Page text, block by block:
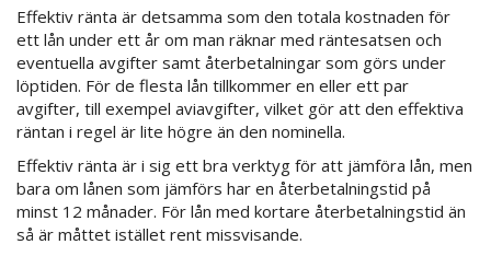
Effektiv ränta är detsamma som den totala kostnaden för
ett lån under ett år om man räknar med räntesatsen och
eventuella avgifter samt återbetalningar som görs under
löptiden. För de flesta lån tillkommer en eller ett par
avgifter, till exempel aviavgifter, vilket gör att den effektiva
räntan i regel är lite högre än den nominella.
Effektiv ränta är i sig ett bra verktyg för att jämföra lån, men
bara om lånen som jämförs har en återbetalningstid på
minst 12 månader. För lån med kortare återbetalningstid än
så är måttet istället rent missvisande.